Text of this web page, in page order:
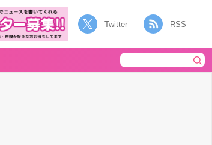
Twitter RSS